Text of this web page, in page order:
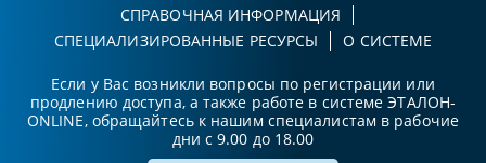
СПРАВОЧНАЯ ИНФОРМАЦИЯ
СПЕЦИАЛИЗИРОВАННЫЕ РЕСУРСЫ
О СИСТЕМЕ
Если у Вас возникли вопросы по регистрации или
продлению доступа, а также работе в системе ЭТАЛОН-
ONLINE, обращайтесь к нашим специалистам в рабочие
дни с 9.00 до 18.00